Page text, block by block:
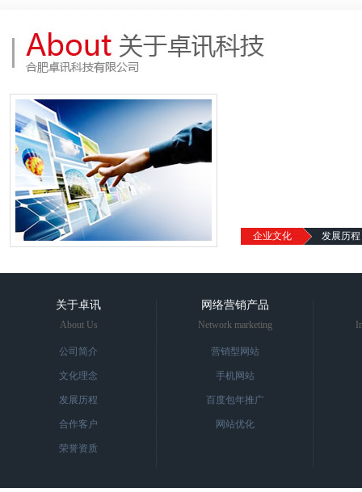
企业文化 发展历程
关于卓讯
About Us
公司简介
文化理念
发展历程
合作客户
荣誉资质
网络营销产品
Network marketing
营销型网站
手机网站
百度包年推广
网站优化